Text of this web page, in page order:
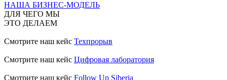
НАША БИЗНЕС-МОДЕЛЬ
ДЛЯ ЧЕГО МЫ
ЭТО ДЕЛАЕМ
Смотрите наш кейс Техпрорыв
Смотрите наш кейс Цифровая лаборатория
Смотрите наш кейс Follow Up Siberia